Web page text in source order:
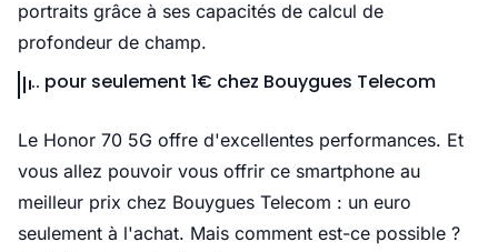
portraits grâce à ses capacités de calcul de
profondeur de champ.
.. pour seulement 1€ chez Bouygues Telecom
Le Honor 70 5G offre d'excellentes performances. Et
vous allez pouvoir vous offrir ce smartphone au
meilleur prix chez Bouygues Telecom : un euro
seulement à l'achat. Mais comment est-ce possible ?